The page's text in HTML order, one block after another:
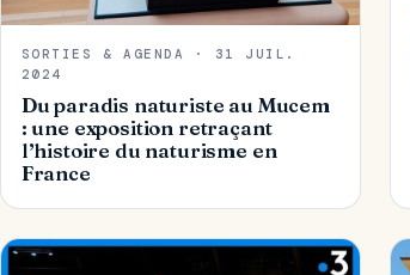
SORTIES & AGENDA · 31 JUIL.
2024
Du paradis naturiste au Mucem
: une exposition retraçant
l’histoire du naturisme en
France